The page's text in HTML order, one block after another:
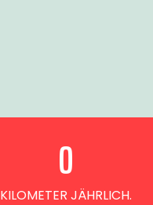
KILOMETER JÄHRLICH.
0